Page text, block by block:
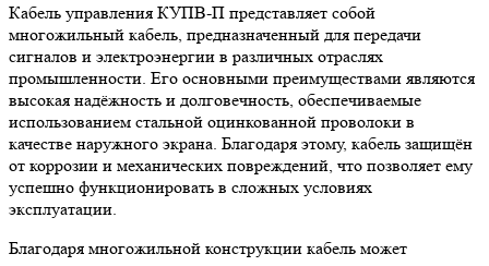
Кабель управления КУПВ-П представляет собой
многожильный кабель, предназначенный для передачи
сигналов и электроэнергии в различных отраслях
промышленности. Его основными преимуществами являются
высокая надёжность и долговечность, обеспечиваемые
использованием стальной оцинкованной проволоки в
качестве наружного экрана. Благодаря этому, кабель защищён
от коррозии и механических повреждений, что позволяет ему
успешно функционировать в сложных условиях
эксплуатации.
Благодаря многожильной конструкции кабель может